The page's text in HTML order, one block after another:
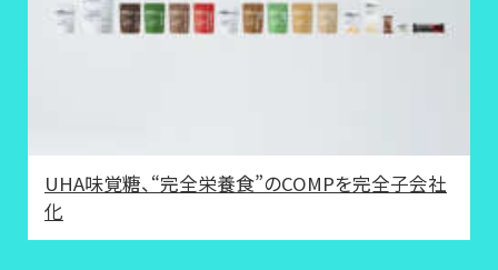
UHA味覚糖、“完全栄養食”のCOMPを完全子会社
化